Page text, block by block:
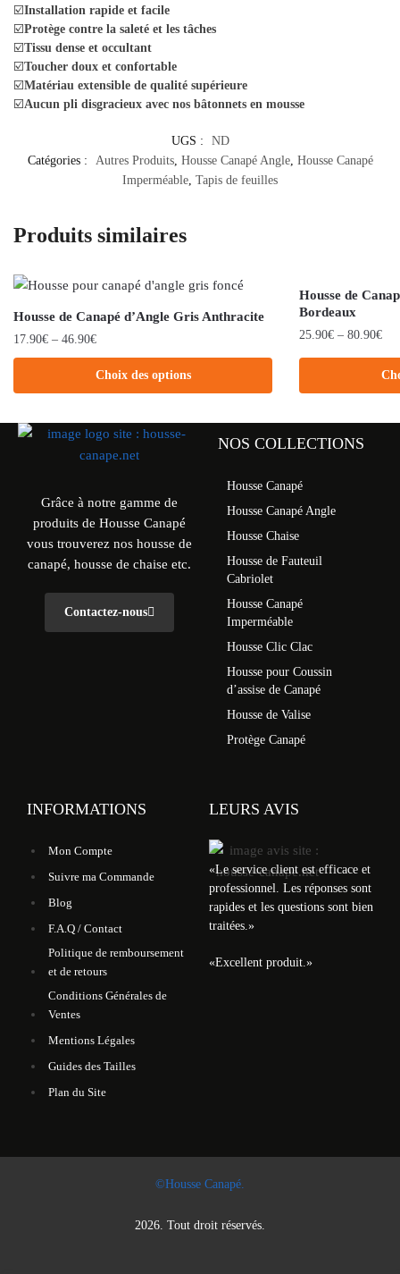
☑️Installation rapide et facile
☑️Protège contre la saleté et les tâches
☑️Tissu dense et occultant
☑️Toucher doux et confortable
☑️Matériau extensible de qualité supérieure
☑️Aucun pli disgracieux avec nos bâtonnets en mousse
UGS :
ND
Catégories :
Autres Produits, Housse Canapé Angle, Housse Canapé
Imperméable, Tapis de feuilles
Produits similaires
Housse de Canapé d’Angle Gris Anthracite
17.90€ – 46.90€
Choix des options
Housse de
Bordeaux
25.90€ – 80.90€
Grâce à notre gamme de
produits de Housse Canapé
vous trouverez nos housse de
canapé, housse de chaise etc.
Contactez-nous
NOS COLLECTIONS
Housse Canapé
Housse Canapé Angle
Housse Chaise
Housse de Fauteuil
Cabriolet
Housse Canapé
Imperméable
Housse Clic Clac
Housse pour Coussin
d’assise de Canapé
Housse de Valise
Protège Canapé
INFORMATIONS
Mon Compte
Suivre ma Commande
Blog
F.A.Q / Contact
Politique de remboursement
et de retours
Conditions Générales de
Ventes
Mentions Légales
Guides des Tailles
Plan du Site
LEURS AVIS
«Le service client est efficace et
professionnel. Les réponses sont
rapides et les questions sont bien
traitées.»
«Excellent produit. »
©Housse Canapé.
2026. Tout droit réservés.